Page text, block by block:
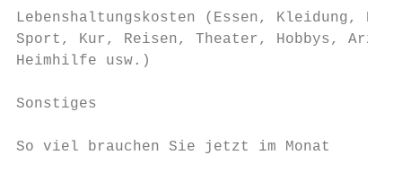
Lebenshaltungskosten (Essen, Kleidung,
Sport, Kur, Reisen, Theater, Hobbys, Arzt,
Heimhilfe usw.)
Sonstiges
So viel brauchen Sie jetzt im